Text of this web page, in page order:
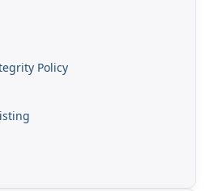
Policy